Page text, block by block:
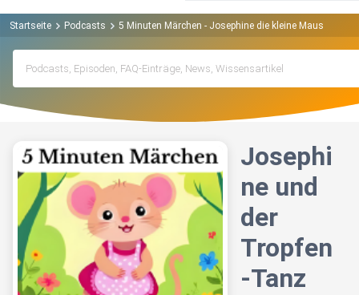
Startseite Podcasts 5 Minuten Märchen - Josephine die kleine Maus -
Josephi
ne und
der
Tropfen
-Tanz